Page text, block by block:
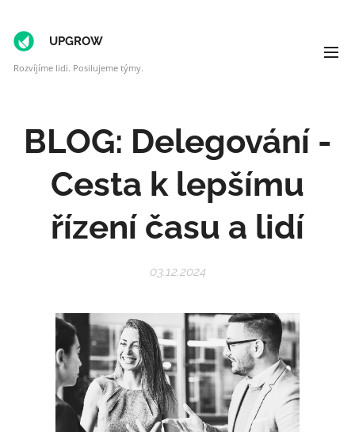
UPGROW
Rozvíjíme lidi. Posilujeme týmy.
BLOG: Delegování -
Cesta k lepšímu
řízení času a lidí
03.12.2024